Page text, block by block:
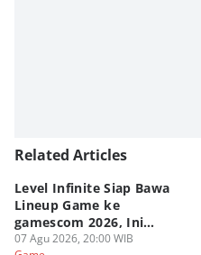
Related Articles
Level Infinite Siap Bawa
Lineup Game ke
gamescom 2026, Ini
Judulnya!
07 Agu 2026, 20:00 WIB